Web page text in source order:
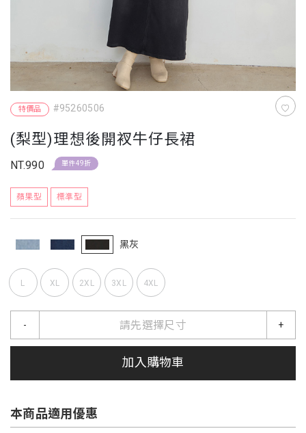
特價品 #95260506
(梨型)理想後開衩牛仔長裙
NT.990 單件49折
蘋果型 標準型
黑灰
L XL 2XL 3XL 4XL
請先選擇尺寸
- +
加入購物車
本商品適用優惠